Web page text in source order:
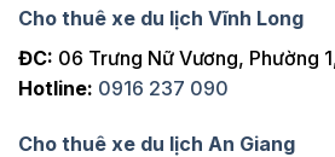
Cho thuê xe du lịch Vĩnh Long
ĐC: 06 Trưng Nữ Vương, Phường
Hotline: 0916 237 090
Cho thuê xe du lịch An Giang